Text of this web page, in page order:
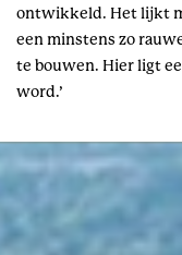
ontwikkeld. Het lijkt
een minstens zo
te bouwen. Hier ligt
word.’